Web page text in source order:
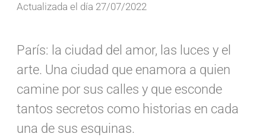
Actualizada el día 27/07/2022
París: la ciudad del amor, las luces y el
arte. Una ciudad que enamora a quien
camine por sus calles y que esconde
tantos secretos como historias en cada
una de sus esquinas.